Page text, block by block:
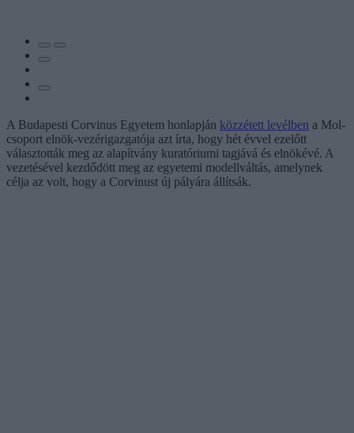
A Budapesti Corvinus Egyetem honlapján közzétett levélben a Mol-
csoport elnök-vezérigazgatója azt írta, hogy hét évvel ezelőtt
választották meg az alapítvány kuratóriumi tagjává és elnökévé. A
vezetésével kezdődött meg az egyetemi modellváltás, amelynek
célja az volt, hogy a Corvinust új pályára állítsák.